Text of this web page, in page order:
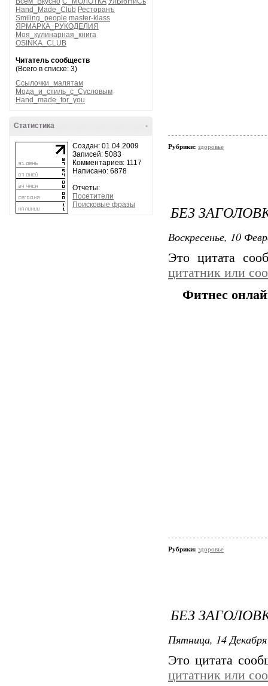
Hand_Made_Club Ресторанъ
Smiling_people master-klass
ЯРМАРКА_РУКОДЕЛИЯ
Моя_кулинарная_книга
OSINKA_CLUB
Читатель сообществ
(Всего в списке: 3)
Ссылочки_малятам
Мода_и_стиль_с_Сусловым
Hand_made_for_you
-
Статистика
Создан: 01.04.2009
Записей: 5083
Комментариев: 1117
Написано: 6878
Отчеты:
Посетители
Поисковые фразы
Рубрики: здоровье
БЕЗ
Воскресенье, 10
Это цитата
цитатник или
Фитнес
Рубрики: здоровье
БЕЗ
Пятница, 14
Это цитата
цитатник или